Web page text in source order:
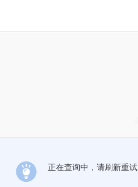
正在查询中，请刷新重试